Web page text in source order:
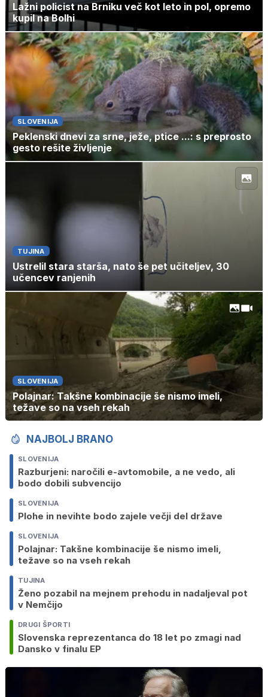
Lažni policist na Brniku več kot leto in pol, opremo
kupil na Bolhi
SLOVENIJA
Peklenski dnevi za srne, ježe, ptice ...: s preprosto
gesto rešite življenje
TUJINA
Ustrelil stara starša, nato še pet učiteljev, 30
učencev ranjenih
SLOVENIJA
Polajnar: Takšne kombinacije še nismo imeli,
težave so na vseh rekah
NAJBOLJ BRANO
SLOVENIJA
Razburjeni: naročili e-avtomobile, a ne vedo, ali
bodo dobili subvencijo
SLOVENIJA
Plohe in nevihte bodo zajele večji del države
SLOVENIJA
Polajnar: Takšne kombinacije še nismo imeli,
težave so na vseh rekah
TUJINA
Ženo pozabil na mejnem prehodu in nadaljeval pot
v Nemčijo
DRUGI ŠPORTI
Slovenska reprezentanca do 18 let po zmagi nad
Dansko v finalu EP